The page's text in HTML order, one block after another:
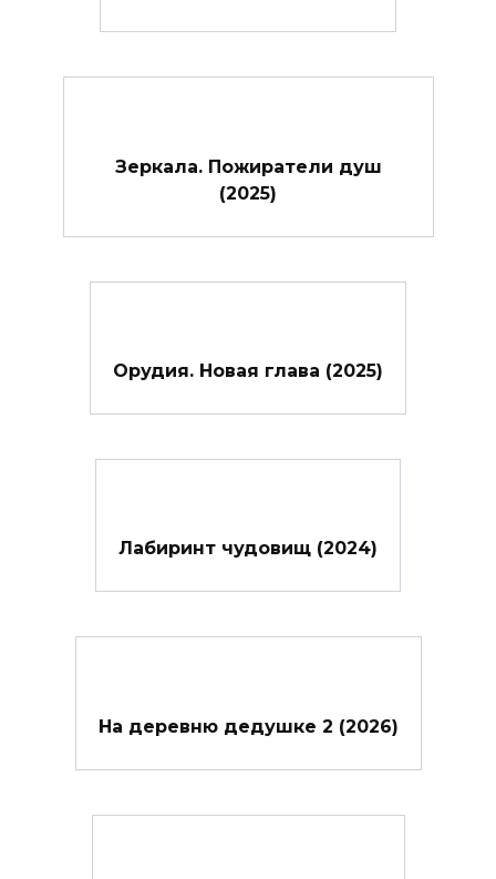
Зеркала. Пожиратели душ
(2025)
Орудия. Новая глава (2025)
Лабиринт чудовищ (2024)
На деревню дедушке 2 (2026)